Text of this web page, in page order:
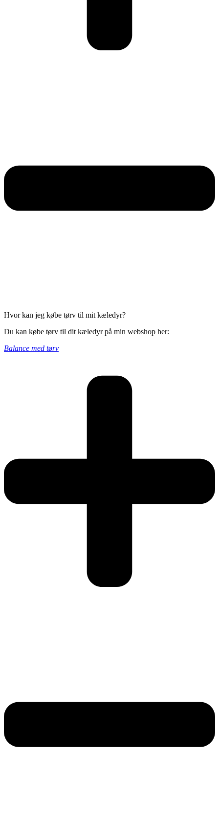
Hvor kan jeg købe tørv til mit kæledyr?
Du kan købe tørv til dit kæledyr på min webshop her:
Balance med tørv